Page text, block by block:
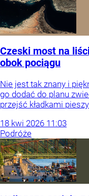
Czeski most na
obok pociągu
Nie jest tak znany i
go dodać do planu
przejść kładkami
18 kwi 2026 11:03
Podróże